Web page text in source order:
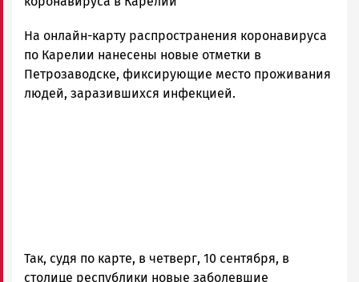
Петрозаводска
и
Карелии
|
На онлайн-карту распространения коронавируса
по Карелии нанесены новые отметки в
Петрозаводске, фиксирующие место проживания
людей, заразившихся инфекцией.
Так, судя по карте, в четверг, 10 сентября, в
столице республики новые заболевшие